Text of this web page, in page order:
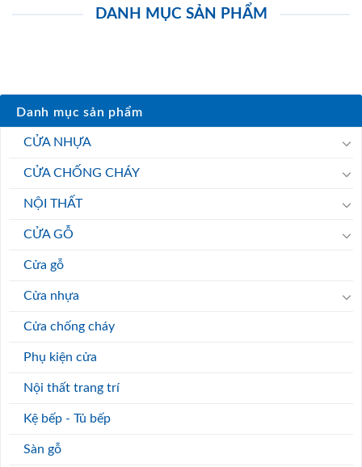
DANH MỤC SẢN PHẨM
Danh mục sản phẩm
CỬA NHỰA
CỬA CHỐNG CHÁY
NỘI THẤT
CỬA GỖ
Cửa gỗ
Cửa nhựa
Cửa chống cháy
Phụ kiện cửa
Nội thất trang trí
Kệ bếp - Tủ bếp
Sàn gỗ